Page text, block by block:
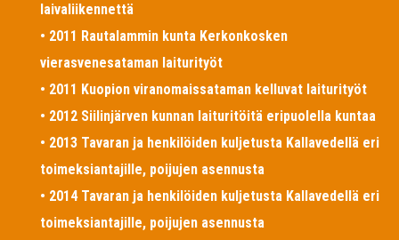
laivaliikennettä
• 2011 Rautalammin kunta Kerkonkosken
vierasvenesataman laiturityöt
• 2011 Kuopion viranomaissataman kelluvat laiturityöt
• 2012 Siilinjärven kunnan laituritöitä eripuolella kuntaa
• 2013 Tavaran ja henkilöiden kuljetusta Kallavedellä eri
toimeksiantajille, poijujen asennusta
• 2014 Tavaran ja henkilöiden kuljetusta Kallavedellä eri
toimeksiantajille, poijujen asennusta